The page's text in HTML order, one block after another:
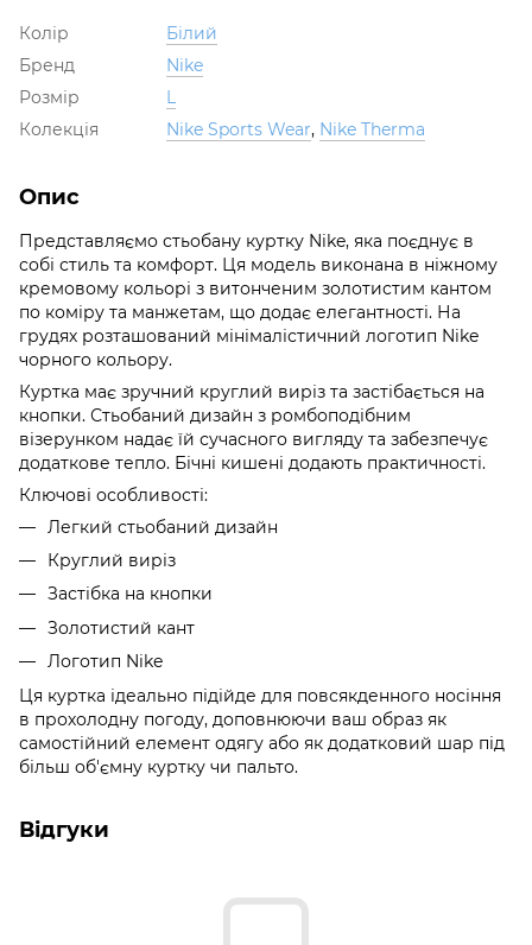
Колір
Білий
Бренд
Nike
Розмір
L
Колекція
Nike Sports Wear, Nike Therma
Опис
Представляємо стьобану куртку Nike, яка поєднує в
собі стиль та комфорт. Ця модель виконана в ніжному
кремовому кольорі з витонченим золотистим кантом
по коміру та манжетам, що додає елегантності. На
грудях розташований мінімалістичний логотип Nike
чорного кольору.
Куртка має зручний круглий виріз та застібається на
кнопки. Стьобаний дизайн з ромбоподібним
візерунком надає їй сучасного вигляду та забезпечує
додаткове тепло. Бічні кишені додають практичності.
Ключові особливості:
Легкий стьобаний дизайн
Круглий виріз
Застібка на кнопки
Золотистий кант
Логотип Nike
Ця куртка ідеально підійде для повсякденного носіння
в прохолодну погоду, доповнюючи ваш образ як
самостійний елемент одягу або як додатковий шар під
більш об'ємну куртку чи пальто.
Відгуки